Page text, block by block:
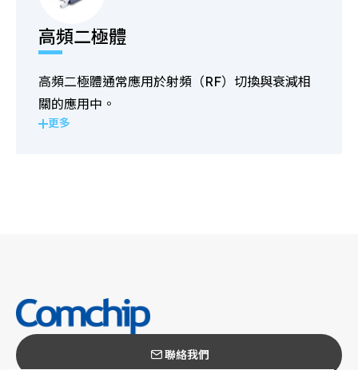
高頻二極體
高頻二極體通常應用於射頻（RF）切換與衰減相
關的應用中。
更多
聯絡我們